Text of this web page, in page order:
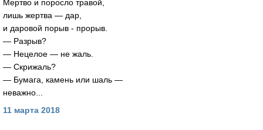
Мертво и поросло травой,
лишь жертва — дар,
и даровой порыв - прорыв.
— Разрыв?
— Нецелое — не жаль.
— Скрижаль?
— Бумага, камень или шаль —
неважно...
11 марта 2018